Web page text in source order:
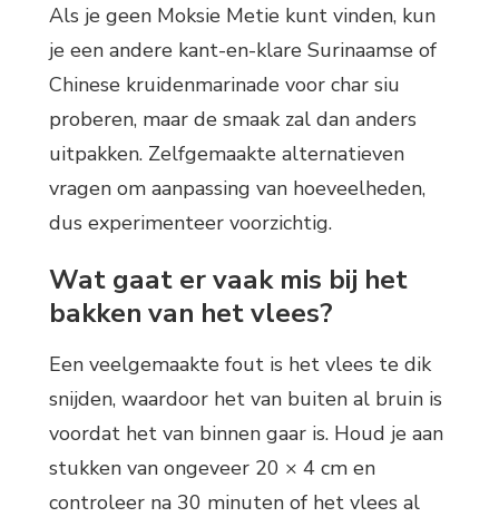
Als je geen Moksie Metie kunt vinden, kun
je een andere kant-en-klare Surinaamse of
Chinese kruidenmarinade voor char siu
proberen, maar de smaak zal dan anders
uitpakken. Zelfgemaakte alternatieven
vragen om aanpassing van hoeveelheden,
dus experimenteer voorzichtig.
Wat gaat er vaak mis bij het
bakken van het vlees?
Een veelgemaakte fout is het vlees te dik
snijden, waardoor het van buiten al bruin is
voordat het van binnen gaar is. Houd je aan
stukken van ongeveer 20 × 4 cm en
controleer na 30 minuten of het vlees al